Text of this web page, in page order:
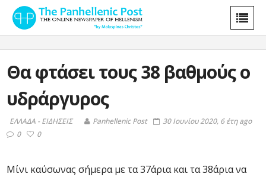
Θα φτάσει τους 38 βαθμούς ο
υδράργυρος
ΕΛΛΑΔΑ - ΕΙΔΗΣΕΙΣ Panhellenic Post
30 Ιουνίου 2020, 6 έτη ago
0
0
Μίνι καύσωνας σήμερα με τα 37άρια και τα 38άρια να